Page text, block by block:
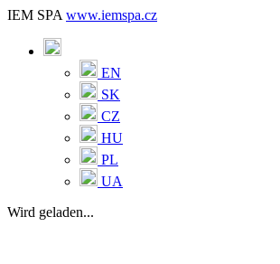
IEM SPA www.iemspa.cz
EN
SK
CZ
HU
PL
UA
Wird geladen...